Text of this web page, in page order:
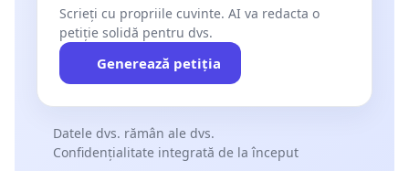
Scrieți cu propriile cuvinte. AI va redacta o
petiție solidă pentru dvs.
Generează petiția
Datele dvs. rămân ale dvs.
Confidențialitate integrată de la început